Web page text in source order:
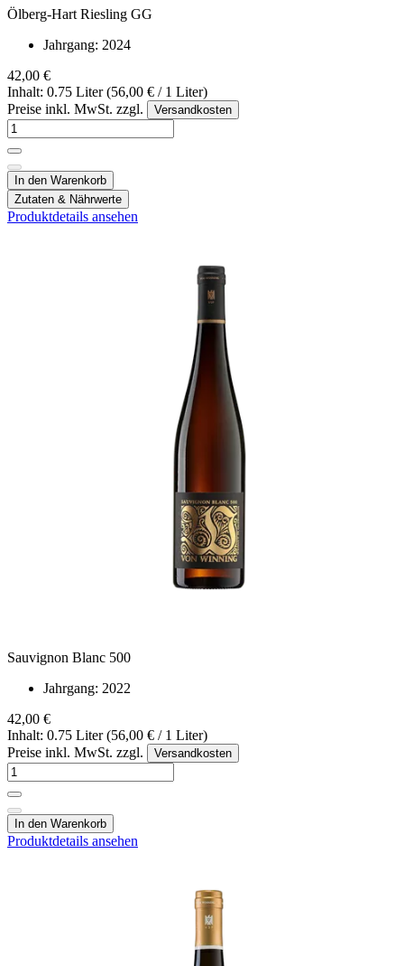
Ölberg-Hart Riesling GG
Jahrgang: 2024
42,00 €
Inhalt: 0.75 Liter (56,00 € / 1 Liter)
Preise inkl. MwSt. zzgl.
Versandkosten
In den Warenkorb
Zutaten & Nährwerte
Produktdetails ansehen
Sauvignon Blanc 500
Jahrgang: 2022
42,00 €
Inhalt: 0.75 Liter (56,00 € / 1 Liter)
Preise inkl. MwSt. zzgl.
Versandkosten
In den Warenkorb
Produktdetails ansehen